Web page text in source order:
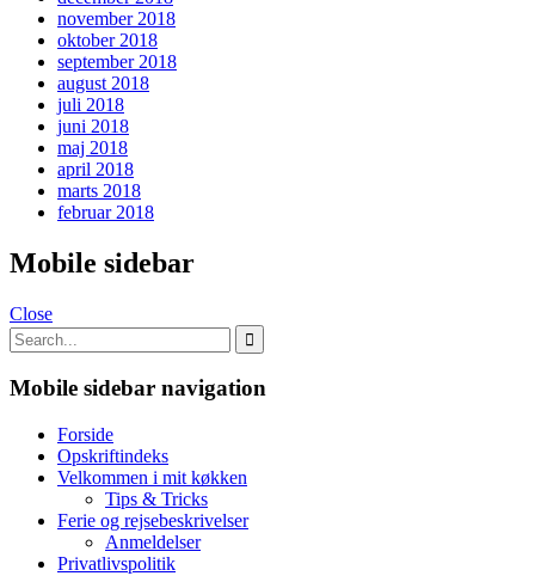
november 2018
oktober 2018
september 2018
august 2018
juli 2018
juni 2018
maj 2018
april 2018
marts 2018
februar 2018
Mobile sidebar
Close
Mobile sidebar navigation
Forside
Opskriftindeks
Velkommen i mit køkken
Tips & Tricks
Ferie og rejsebeskrivelser
Anmeldelser
Privatlivspolitik